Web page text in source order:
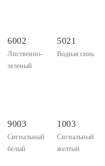
6002
Лиственно-
зеленый
5021
Водная синь
9003
Сигнальный
белый
1003
Сигнальный
желтый